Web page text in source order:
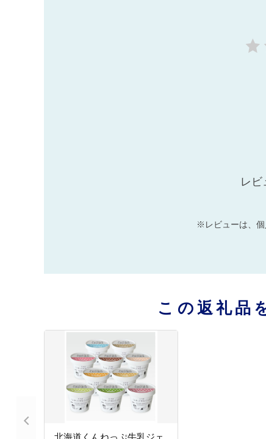
レビ
※レビューは、個
この返礼品
北海道くんねっぷ牛乳ジェ